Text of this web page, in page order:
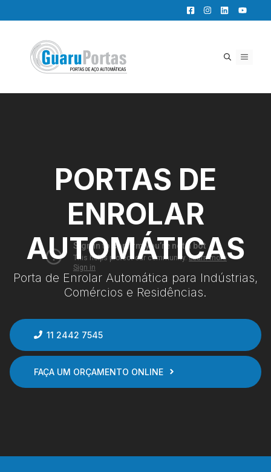
para
conteúdo
MENU
PORTAS DE
ENROLAR
AUTOMÁTICAS
Porta de Enrolar Automática para Indústrias,
Comércios e Residências.
11 2442 7545
FAÇA UM ORÇAMENTO ONLINE